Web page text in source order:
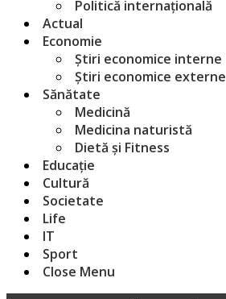
Politică internațională
Actual
Economie
Știri economice interne
Știri economice externe
Sănătate
Medicină
Medicina naturistă
Dietă și Fitness
Educație
Cultură
Societate
Life
IT
Sport
Close Menu